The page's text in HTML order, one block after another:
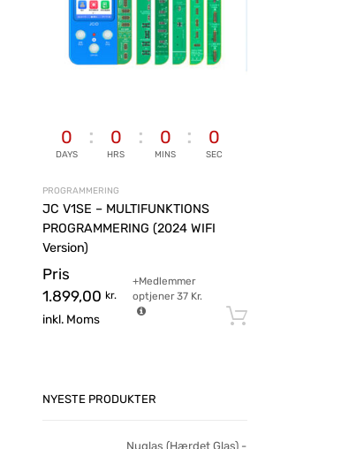
0
DAYS
0
HRS
0
MINS
0
SEC
PROGRAMMERING
JC V1SE – MULTIFUNKTIONS
PROGRAMMERING (2024 WIFI
Version)
Pris
1.899,00 kr.
inkl. Moms
+Medlemmer
optjener37 Kr.
NYESTE PRODUKTER
Nuglas (Hærdet Glas) -